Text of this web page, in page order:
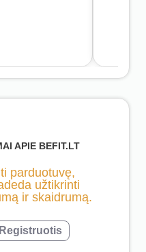
APIE BEFIT.LT
parduotuvę,
užtikrinti
ir skaidrumą.